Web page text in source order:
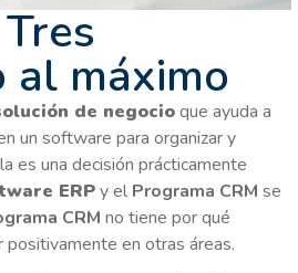
al máximo
de negocioque ayuda a
un software para organizar y
es una decisión prácticamente
ERPy el Programa CRM se
CRM no tiene por qué
en otras áreas.